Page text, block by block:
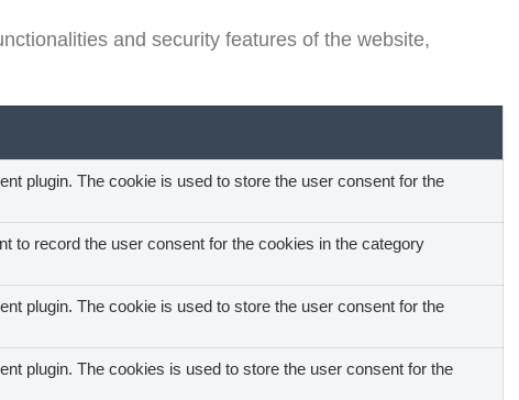
and security features of the website,
plugin. The cookie is used to store the user consent for the
to record the user consent for the cookies in the category
plugin. The cookie is used to store the user consent for the
plugin. The cookies is used to store the user consent for the